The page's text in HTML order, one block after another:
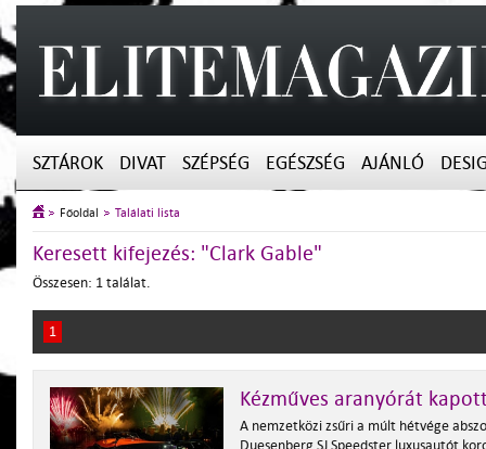
SZTÁROK DIVAT SZÉPSÉG EGÉSZSÉG AJÁNLÓ
Főoldal Találati lista
Keresett kifejezés: "Clark Gable"
Összesen: 1 találat.
1
Kézműves aranyórát
A nemzetközi zsűri a múlt hétvége
Duesenberg SJ Speedster luxusautót